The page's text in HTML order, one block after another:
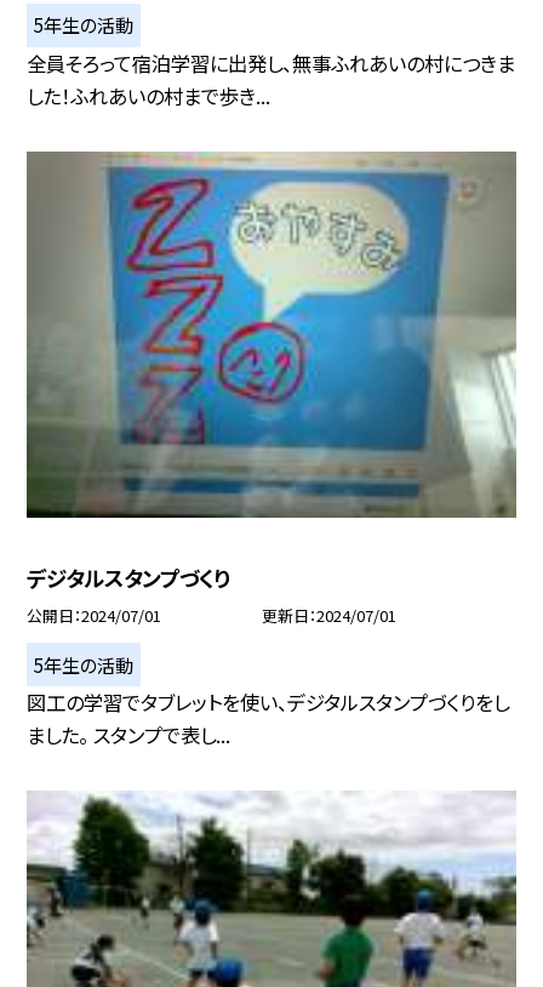
5年生の活動
全員そろって宿泊学習に出発し、無事ふれあいの村につきま
した！ふれあいの村まで歩き...
デジタルスタンプづくり
公開日 2024/07/01 更新日 2024/07/01
5年生の活動
図工の学習でタブレットを使い、デジタルスタンプづくりをし
ました。 スタンプで表し...